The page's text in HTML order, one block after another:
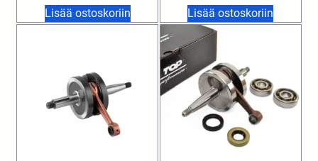
Lisää ostoskoriin Lisää ostoskoriin